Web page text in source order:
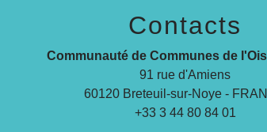
Contacts
Communauté de Communes de
91 rue d'Amiens
60120 Breteuil-sur-Noye -
+33 3 44 80 84 01